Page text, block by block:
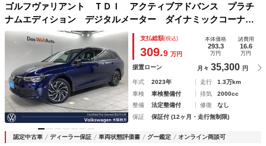
ゴルフヴァリアント ＴＤＩ アクティブアドバンス プラチ
ナムエディション デジタルメーター ダイナミックコーナリ
ングライト オールウェザーライト リアビューカメラ トラ
ベルアシスト サイドアシスト スマートキー ヘッドアッ
プディスプレイ
支払総額(税込)
309.9 万円
本体価格
293.3
万円
諸費用
16.6
万円
据置ローン 月々 35,300 円
年式 2023年 走行
1.3万km
車検
車検整備付 排気
2000cc
整備
法定整備付 修復
なし
保証
保証付 (12ヶ月・走行無制限)
認定中古車 ディーラー保証 車両状態評価書 グー鑑定 オンライン商談可